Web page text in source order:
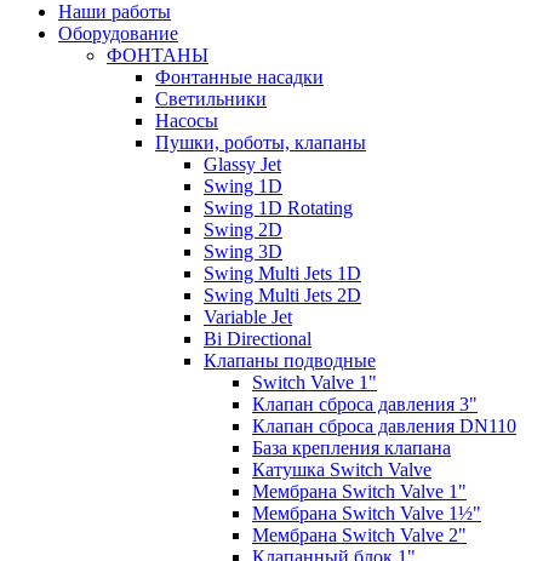
Наши работы
Оборудование
ФОНТАНЫ
Фонтанные насадки
Cветильники
Насосы
Пушки, роботы, клапаны
Glassy Jet
Swing 1D
Swing 1D Rotating
Swing 2D
Swing 3D
Swing Multi Jets 1D
Swing Multi Jets 2D
Variable Jet
Bi Directional
Клапаны подводные
Switch Valve 1"
Клапан сброса давления 3"
Клапан сброса давления DN110
База крепления клапана
Катушка Switch Valve
Мембрана Switch Valve 1"
Мембрана Switch Valve 1½"
Мембрана Switch Valve 2"
Клапанный блок 1"